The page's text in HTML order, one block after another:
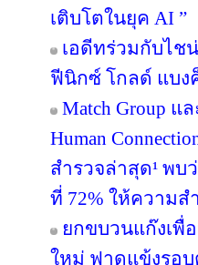
เติบโตในยุค AI ”
เอดีทร่วมกับไช
ฟีนิกซ์ โกลด์ แบง
Match Group
Human
สำรวจล่าสุด¹ พ
ที่ 72% ให้ความ
ยกขบวนแก๊งเพื่
ใหม่ ฟาดแข้งรอ